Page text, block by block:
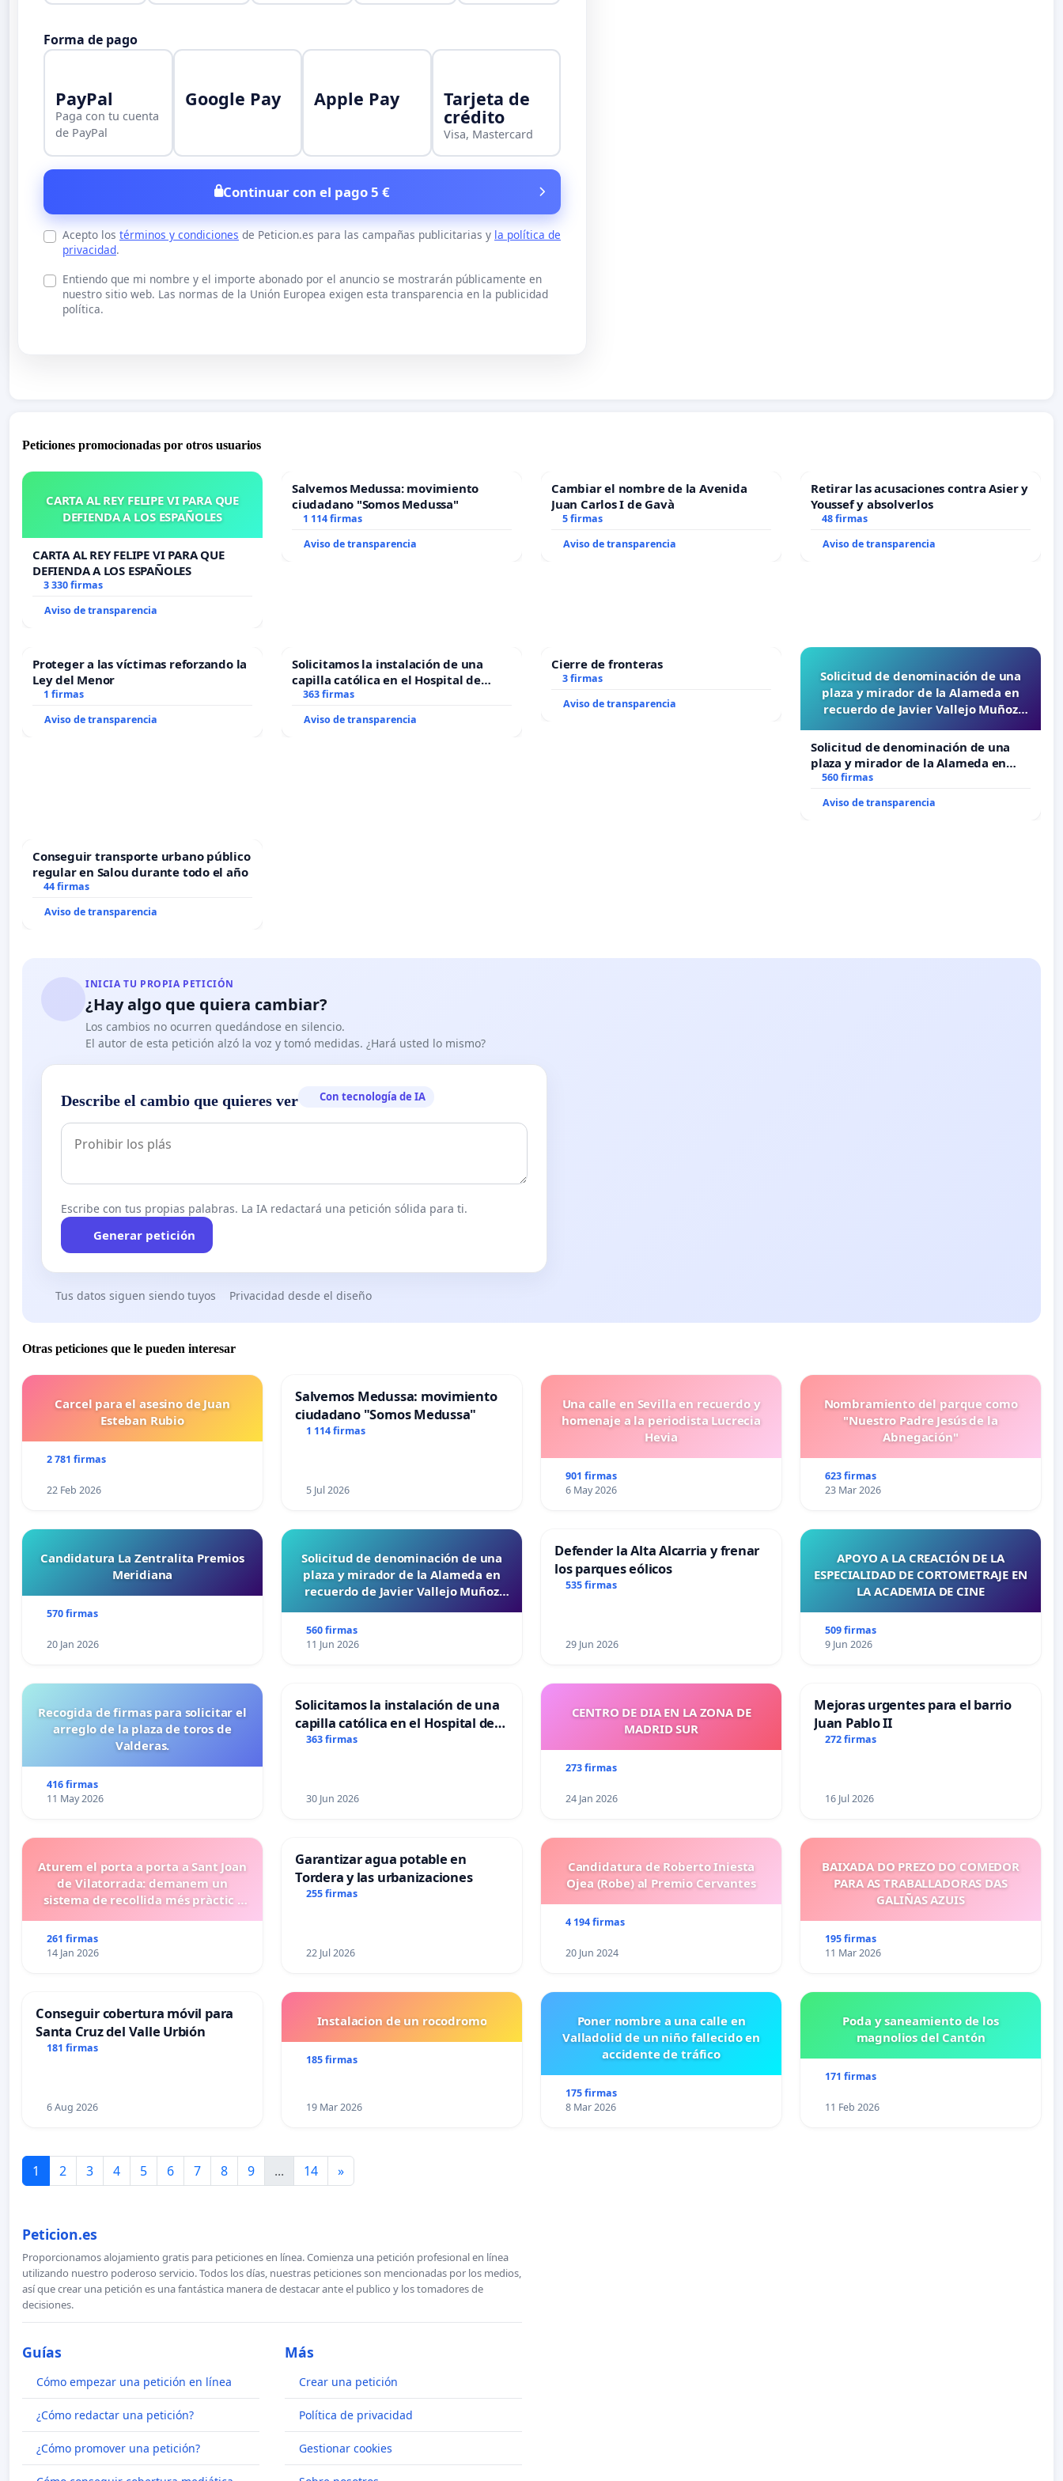
Forma de pago
PayPal
Paga con tu cuenta
de PayPal
Google Pay Apple Pay Tarjeta de
crédito
Visa, Mastercard
Continuar con el pago 5 €
Acepto los términos y condiciones de Peticion.es para las campañas publicitarias y la política de
privacidad.
Entiendo que mi nombre y el importe abonado por el anuncio se mostrarán públicamente en
nuestro sitio web. Las normas de la Unión Europea exigen esta transparencia en la publicidad
política.
Peticiones promocionadas por otros usuarios
CARTA AL REY FELIPE VI PARA QUE
DEFIENDA A LOS ESPAÑOLES
CARTA AL REY FELIPE VI PARA QUE
DEFIENDA A LOS ESPAÑOLES
3 330 firmas
Aviso de transparencia
Salvemos Medussa: movimiento
ciudadano "Somos Medussa"
1 114 firmas
Aviso de transparencia
Cambiar el nombre de la Avenida
Juan Carlos I de Gavà
5 firmas
Aviso de transparencia
Retirar las acusaciones contra Asier y
Youssef y absolverlos
48 firmas
Aviso de transparencia
Proteger a las víctimas reforzando la
Ley del Menor
1 firmas
Aviso de transparencia
Solicitamos la instalación de una
capilla católica en el Hospital de
Alcañiz
363 firmas
Aviso de transparencia
Cierre de fronteras
3 firmas
Aviso de transparencia
Solicitud de denominación de una
plaza y mirador de la Alameda en
recuerdo de Javier Vallejo Muñoz
Solicitud de denominación de una
plaza y mirador de la Alameda en
recuerdo de Javier Vallejo Muñoz
560 firmas
Aviso de transparencia
Conseguir transporte urbano público
regular en Salou durante todo el año
44 firmas
Aviso de transparencia
INICIA TU PROPIA PETICIÓN
¿Hay algo que quiera cambiar?
Los cambios no ocurren quedándose en silencio.
El autor de esta petición alzó la voz y tomó medidas. ¿Hará usted lo mismo?
Describe el cambio que quieres ver Con tecnología de IA
Escribe con tus propias palabras. La IA redactará una petición sólida para ti.
Generar petición
Tus datos siguen siendo tuyos Privacidad desde el diseño
Otras peticiones que le pueden interesar
Carcel para el asesino de Juan
Esteban Rubio
2 781 firmas
22 Feb 2026
Salvemos Medussa: movimiento
ciudadano "Somos Medussa"
1 114 firmas
5 Jul 2026
Una calle en Sevilla en recuerdo y
homenaje a la periodista Lucrecia
Hevia
901 firmas
6 May 2026
Nombramiento del parque como
"Nuestro Padre Jesús de la
Abnegación"
623 firmas
23 Mar 2026
Candidatura La Zentralita Premios
Meridiana
570 firmas
20 Jan 2026
Solicitud de denominación de una
plaza y mirador de la Alameda en
recuerdo de Javier Vallejo Muñoz
560 firmas
11 Jun 2026
Defender la Alta Alcarria y frenar
los parques eólicos
535 firmas
29 Jun 2026
APOYO A LA CREACIÓN DE LA
ESPECIALIDAD DE CORTOMETRAJE EN
LA ACADEMIA DE CINE
509 firmas
9 Jun 2026
Recogida de firmas para solicitar el
arreglo de la plaza de toros de
Valderas.
416 firmas
11 May 2026
Solicitamos la instalación de una
capilla católica en el Hospital de
Alcañiz
363 firmas
30 Jun 2026
CENTRO DE DIA EN LA ZONA DE
MADRID SUR
273 firmas
24 Jan 2026
Mejoras urgentes para el barrio
Juan Pablo II
272 firmas
16 Jul 2026
Aturem el porta a porta a Sant Joan
de Vilatorrada: demanem un
sistema de recollida més pràctic i
261 firmas
14 Jan 2026
Garantizar agua potable en
Tordera y las urbanizaciones
255 firmas
22 Jul 2026
Candidatura de Roberto Iniesta
Ojea (Robe) al Premio Cervantes
4 194 firmas
20 Jun 2024
BAIXADA DO PREZO DO COMEDOR
PARA AS TRABALLADORAS DAS
GALIÑAS AZUIS
195 firmas
11 Mar 2026
Conseguir cobertura móvil para
Santa Cruz del Valle Urbión
181 firmas
6 Aug 2026
Instalacion de un rocodromo
185 firmas
19 Mar 2026
Poner nombre a una calle en
Valladolid de un niño fallecido en
accidente de tráfico
175 firmas
8 Mar 2026
Poda y saneamiento de los
magnolios del Cantón
171 firmas
11 Feb 2026
1 2 3 4 5 6 7 8 9 ... 14 »
Peticion.es
Proporcionamos alojamiento gratis para peticiones en línea. Comienza una petición profesional en línea
utilizando nuestro poderoso servicio. Todos los días, nuestras peticiones son mencionadas por los medios,
así que crear una petición es una fantástica manera de destacar ante el publico y los tomadores de
decisiones.
Guías
Cómo empezar una petición en línea
¿Cómo redactar una petición?
¿Cómo promover una petición?
Más
Crear una petición
Política de privacidad
Gestionar cookies